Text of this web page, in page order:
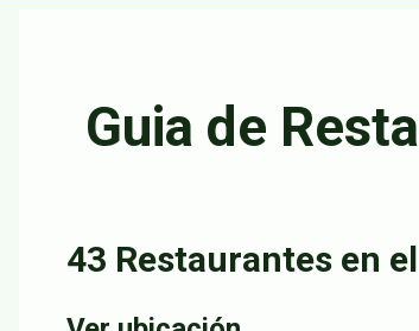
Guia de
43 Restaurantes en